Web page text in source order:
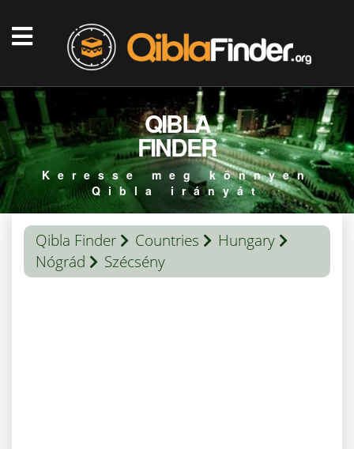
QIBLA
FINDER
Keresse meg könnyen
Qibla irányát
Qibla Finder Countries
Hungary
Nógrád
Szécsény